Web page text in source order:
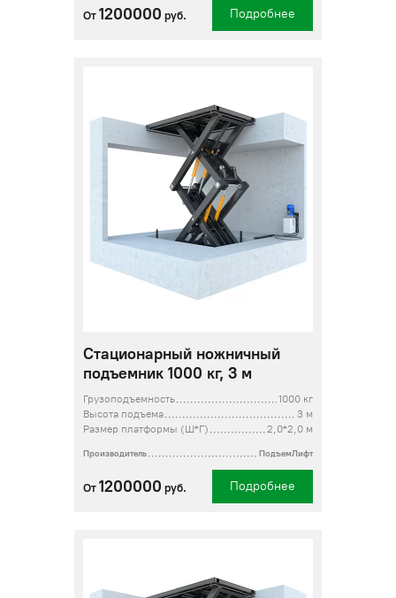
От 1200000 руб. Подробнее
Стационарный ножничный
подъемник 1000 кг, 3 м
Грузоподъемность
1000 кг
Высота подъема
3 м
Размер платформы (Ш*Г)
2,0*2,0 м
Производитель ПодъемЛифт
От 1200000 руб. Подробнее